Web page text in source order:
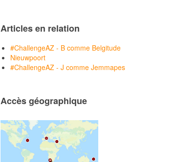
Articles en relation
#ChallengeAZ - B comme Belgitude
Nieuwpoort
#ChallengeAZ - J comme Jemmapes
Accès géographique